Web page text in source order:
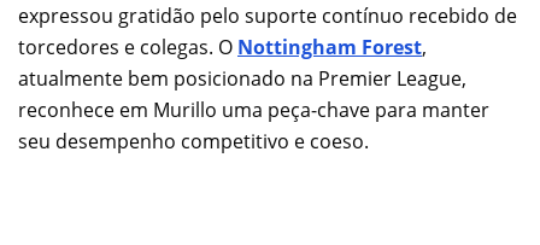
expressou gratidão pelo suporte contínuo recebido de
torcedores e colegas. O Nottingham Forest,
atualmente bem posicionado na Premier League,
reconhece em Murillo uma peça-chave para manter
seu desempenho competitivo e coeso.